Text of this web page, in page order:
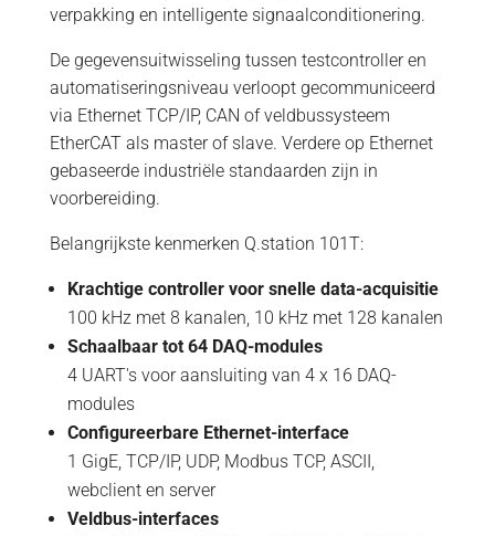
verpakking en intelligente signaalconditionering.
De gegevensuitwisseling tussen testcontroller en
automatiseringsniveau verloopt gecommuniceerd
via Ethernet TCP/IP, CAN of veldbussysteem
EtherCAT als master of slave. Verdere op Ethernet
gebaseerde industriële standaarden zijn in
voorbereiding.
Belangrijkste kenmerken Q.station 101T:
Krachtige controller voor snelle data-acquisitie
100 kHz met 8 kanalen, 10 kHz met 128 kanalen
Schaalbaar tot 64 DAQ-modules
4 UART's voor aansluiting van 4 x 16 DAQ-
modules
Configureerbare Ethernet-interface
1 GigE, TCP/IP, UDP, Modbus TCP, ASCII,
webclient en server
Veldbus-interfaces